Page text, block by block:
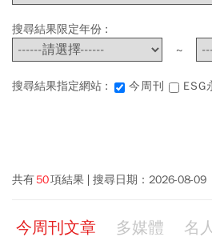
搜尋結果限定年份 :
~
搜尋結果指定網站 : 今周刊 ESG
共有50項結果 搜尋日期： 2026-08-09
今周刊文章 多媒體 名